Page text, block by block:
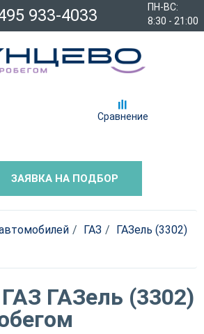
ПН-ВС:
8:30 - 21:00
933-4033
Сравнение
ЗАЯВКА НА ПОДБОР
ГАЗ
ГАЗель (3302)
ГАЗель (3302)